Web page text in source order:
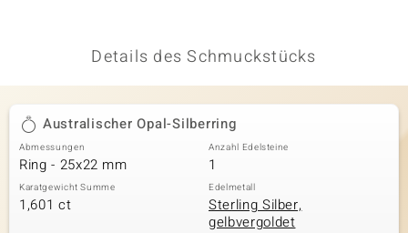
Details des Schmuckstücks
Australischer Opal-Silberring
Abmessungen
Ring - 25x22 mm
Anzahl Edelsteine
1
Karatgewicht Summe
1,601 ct
Edelmetall
Sterling Silber,
gelbvergoldet